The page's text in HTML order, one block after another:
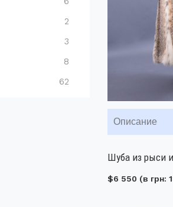
2
3
8
62
Описание
Шуба из рыси
$6 550 (в грн: